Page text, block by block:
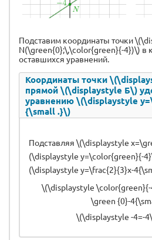
Подставим координаты точки
N(\green{0};\,\color{green}{-4})\) в
оставшихся уравнений.
Координаты точки
прямой \(\displaystyle Б\)
уравнению \(\displaystyle
{\small .}\)
Подставляя \(\displaystyle
(\displaystyle y=\color{green}{-
(\displaystyle y=\frac{2}{3}x-
\(\displaystyle
\green {0}-
\(\displaystyle -4=-